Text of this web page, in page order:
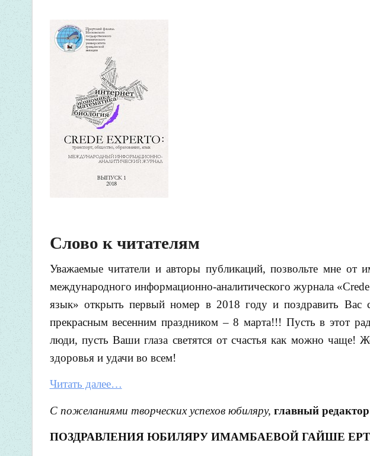
Слово к читателям
Уважаемые читатели и авторы публикаций, позвольте мне от
международного информационно-аналитического журнала
язык» открыть первый номер в 2018 году и поздравить
прекрасным весенним праздником – 8 марта!!! Пусть в этот
люди, пусть Ваши глаза светятся от счастья как можно чаще!
здоровья и удачи во всем!
Читать далее…
С пожеланиями творческих успехов юбиляру, главный
ПОЗДРАВЛЕНИЯ ЮБИЛЯРУ ИМАМБАЕВОЙ ГАЙШЕ